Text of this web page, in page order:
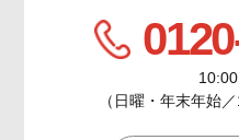
（日曜・年末年始